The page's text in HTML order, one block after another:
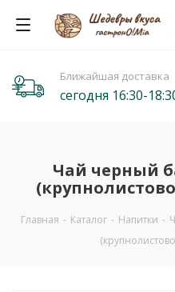
Ближайшая доставка
сегодня 16:30-
Чай черный
Главная - Каталог - Напитки -